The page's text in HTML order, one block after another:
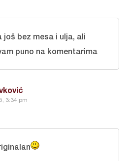
3:34 pm
još bez mesa i ulja, ali
puno na komentarima